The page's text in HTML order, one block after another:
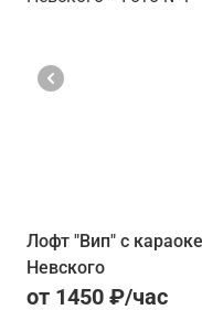
Лофт "Вип" с
Невского
от 1450 ₽/час